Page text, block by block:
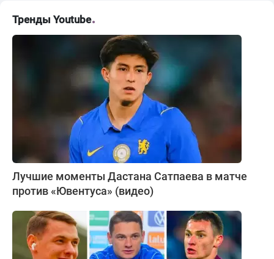
Тренды Youtube
Лучшие моменты Дастана Сатпаева в матче
против «Ювентуса» (видео)